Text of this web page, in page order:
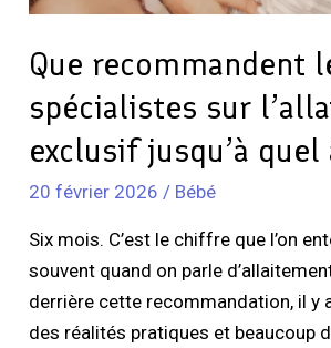
Que recommandent
spécialistes sur
exclusif jusqu’à quel
20 février 2026/ Bébé
Six mois. C’est le chiffre que l’on
souvent quand on parle
derrière cette recommandation, il y
des réalités pratiques et beaucoup
âge
?